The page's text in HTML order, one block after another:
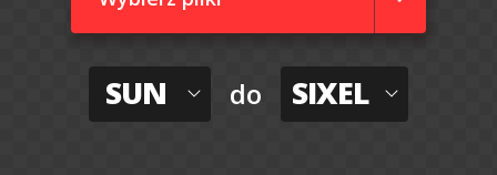
SUN do SIXEL